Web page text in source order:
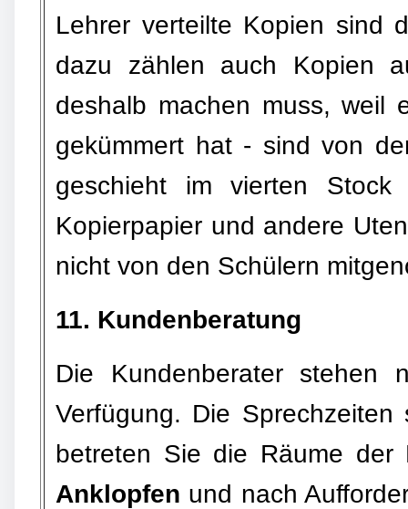
Lehrer verteilte Kopien sind
dazu zählen auch Kopien
deshalb machen muss, weil
gekümmert hat - sind von
geschieht im vierten Stock
Kopierpapier und andere
nicht von den Schülern
11. Kundenberatung
Die Kundenberater stehen
Verfügung. Die
betreten Sie die Räume der
Anklopfen und nach